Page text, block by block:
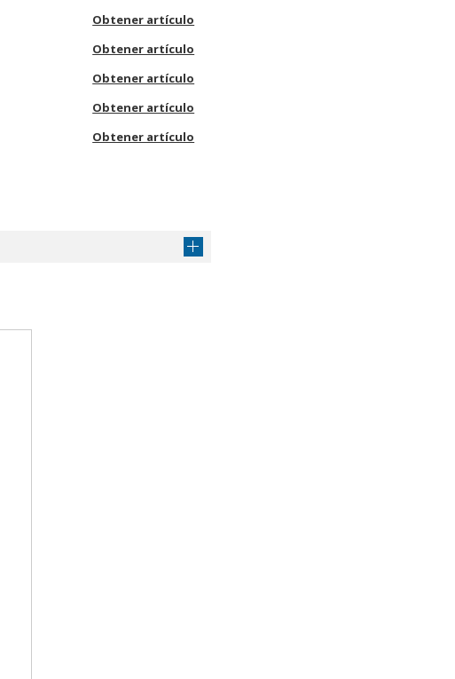
Obtener artículo
Obtener artículo
Obtener artículo
Obtener artículo
Obtener artículo